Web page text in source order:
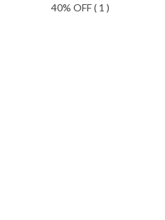
40% OFF
1 producto